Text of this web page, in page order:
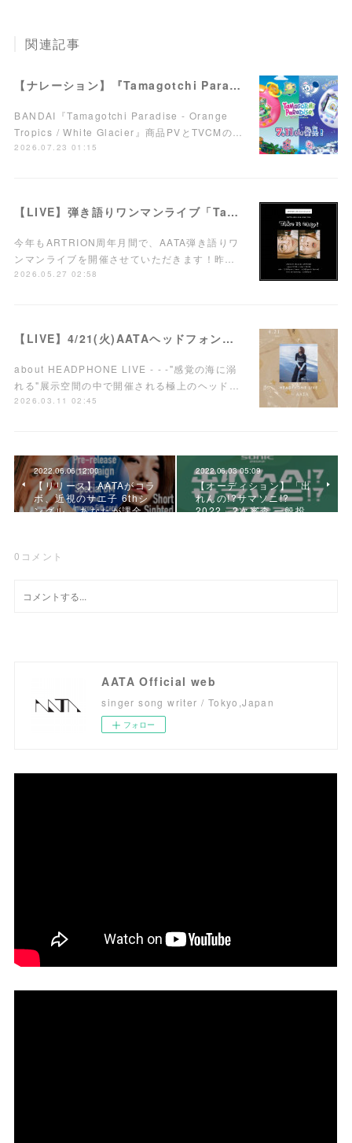
関連記事
【ナレーション】『Tamagotchi Paradise - Orange Tropics / White Glacier』商品PV／TVCM
BANDAI『Tamagotchi Paradise - Orange
Tropics / White Glacier』商品PVとTVCMの…
2026.07.23 01:15
【LIVE】弾き語りワンマンライブ「Take it easy!」7/15(水)西荻窪ARTRIONにて開催！
今年もARTRION周年月間で、AATA弾き語りワ
ンマンライブを開催させていただきます！昨…
2026.05.27 02:58
【LIVE】4/21(火)AATAヘッドフォンワンマンライブ開催！
about HEADPHONE LIVE - - -"感覚の海に溺
れる"展示空間の中で開催される極上のヘッド…
2026.03.11 02:45
2022.06.06 12:00
【リリース】AATAがコラ
ボ、近視のサエ子 6thシ
ングル 「あなたが課金…
2022.06.03 05:09
【オーディション】「出
れんの!?サマソニ!?
2022」2次審査 一般投…
0 コメント
AATA Official web
singer song writer / Tokyo,Japan
フォロー